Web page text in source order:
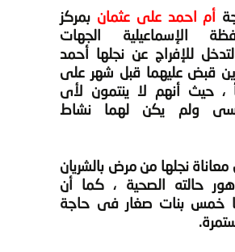
أم احمد على عثمان بمركز
الإسماعيلية الجهات
للإفراج عن نجلها أحمد
قبض عليهما قبل شهر على
، حيث أنهم لا ينتمون لأى
ولم يكن لهما نشاط
نجلها من مرض بالشريان
حالته الصحية ، كما أن
خمس بنات صغار فى حاجة